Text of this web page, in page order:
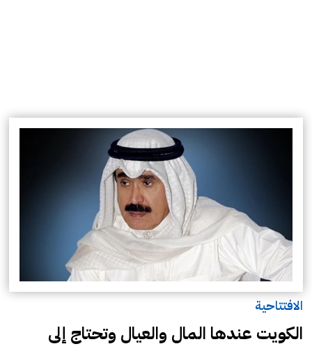
الافتتاحية
الكويت عندها المال والعيال وتحتاج إلى